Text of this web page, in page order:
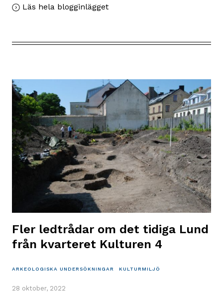
Läs hela blogginlägget,
Fler ledtrådar om det tidiga Lund
från kvarteret Kulturen 4
ARKEOLOGISKA UNDERSÖKNINGAR KULTURMILJÖ
28 oktober, 2022